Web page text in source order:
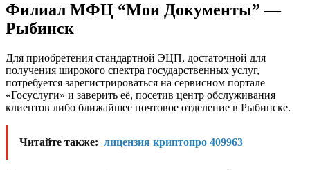
Филиал МФЦ “Мои Документы” —
Рыбинск
Для приобретения стандартной ЭЦП, достаточной для
получения широкого спектра государственных услуг,
потребуется зарегистрироваться на сервисном портале
«Госуслуги» и заверить её, посетив центр обслуживания
клиентов либо ближайшее почтовое отделение в Рыбинске.
Читайте также: лицензия криптопро 409963